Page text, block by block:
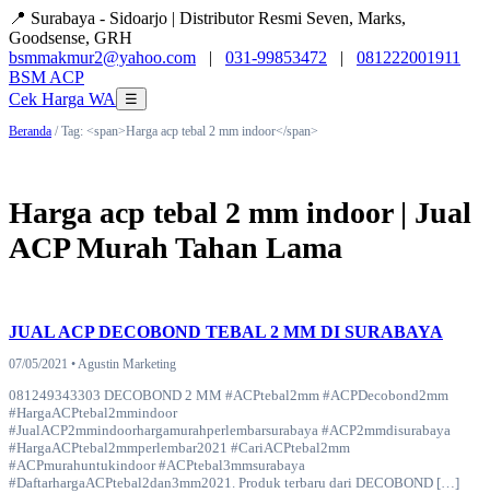
📍 Surabaya - Sidoarjo | Distributor Resmi Seven, Marks,
Goodsense, GRH
bsmmakmur2@yahoo.com | 031-99853472 | 081222001911
BSM ACP
Cek Harga WA
☰
Beranda / Tag: <span>Harga acp tebal 2 mm indoor</span>
Harga acp tebal 2 mm indoor | Jual
ACP Murah Tahan Lama
JUAL ACP DECOBOND TEBAL 2 MM DI SURABAYA
07/05/2021 • Agustin Marketing
081249343303 DECOBOND 2 MM #ACPtebal2mm #ACPDecobond2mm
#HargaACPtebal2mmindoor
#JualACP2mmindoorhargamurahperlembarsurabaya #ACP2mmdisurabaya
#HargaACPtebal2mmperlembar2021 #CariACPtebal2mm
#ACPmurahuntukindoor #ACPtebal3mmsurabaya
#DaftarhargaACPtebal2dan3mm2021. Produk terbaru dari DECOBOND […]